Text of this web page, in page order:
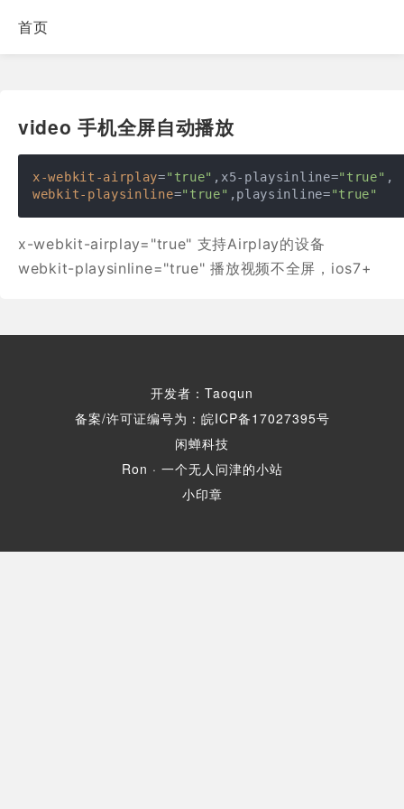
首页
video 手机全屏自动播放
x-webkit-airplay="true" ,x5-playsinline="true"
webkit-playsinline="true" ,playsinline="true"
x-webkit-airplay="true" 支持Airplay的设备
webkit-playsinline="true" 播放视频不全屏，ios7+
开发者：Taoqun
备案/许可证编号为：皖ICP备17027395号
闲蝉科技
Ron · 一个无人问津的小站
小印章